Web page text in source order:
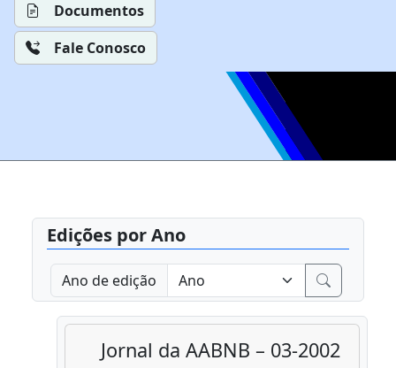
Documentos
Fale Conosco
Edições por Ano
Ano de edição
Jornal da AABNB – 03-2002